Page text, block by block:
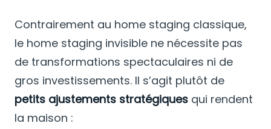
Contrairement au home staging classique,
le home staging invisible ne nécessite pas
de transformations spectaculaires ni de
gros investissements. Il s’agit plutôt de
petits ajustements stratégiques qui rendent
la maison :